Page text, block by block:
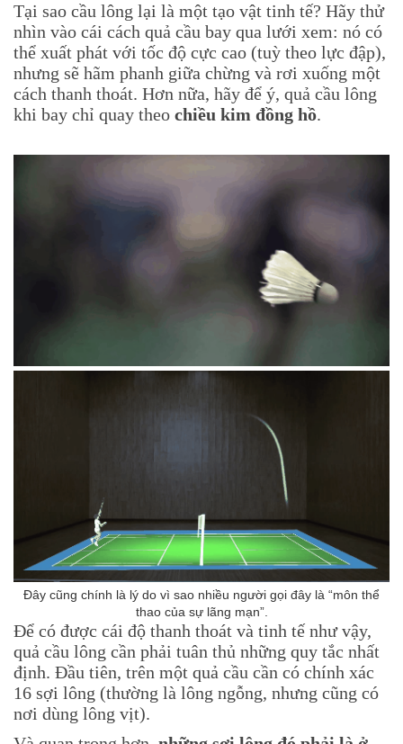
Tại sao cầu lông lại là một tạo vật tinh tế? Hãy thử
nhìn vào cái cách quả cầu bay qua lưới xem: nó có
thể xuất phát với tốc độ cực cao (tuỳ theo lực đập),
nhưng sẽ hãm phanh giữa chừng và rơi xuống một
cách thanh thoát. Hơn nữa, hãy để ý, quả cầu lông
khi bay chỉ quay theo chiều kim đồng hồ.
Đây cũng chính là lý do vì sao nhiều người gọi đây là “môn thể
thao của sự lãng mạn”.
Để có được cái độ thanh thoát và tinh tế như vậy,
quả cầu lông cần phải tuân thủ những quy tắc nhất
định. Đầu tiên, trên một quả cầu cần có chính xác
16 sợi lông (thường là lông ngỗng, nhưng cũng có
nơi dùng lông vịt).